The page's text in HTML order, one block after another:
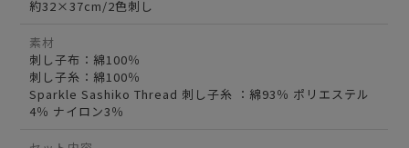
約32×37cm/2色刺し
素材
刺し子布：綿100％
刺し子糸：綿100％
Sparkle Sashiko Thread 刺し子糸 ：綿93％ ポリエステル
4％ ナイロン3％